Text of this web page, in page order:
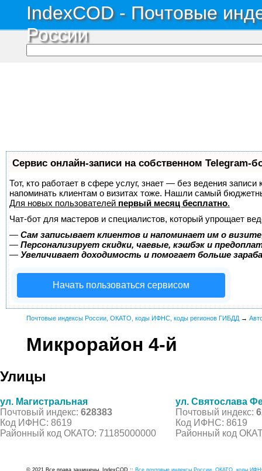
IndexCOD - Почтовые
России
Сервис онлайн-записи на собственном Telegram-
Тот, кто работает в сфере услуг, знает — без ведения
напоминать клиентам о визитах тоже. Нашли самый
Для новых пользователей первый месяц бесплатно.
Чат-бот для мастеров и специалистов, который упрощает
— Сам записывает клиентов и напоминает им о
— Персонализирует скидки, чаевые, кэшбэк и
— Увеличивает доходимость и помогает больше
Начать пользоваться сервисом
Почтовые индексы России, ОКАТО, коды ИФНС, коды регионов ГИБДД →
Микрорайон 4-й
Улицы
ул. Магистральная
Почтовый индекс: 628383
Код ИФНС: 8619
Районный код ОКАТО: 71185000000
ул. Святослава
Почтовый индекс:
Код ИФНС: 8619
Районный код
© 2021 Все права защищены. IndexCOD :: Все почтовые индексы России, ОКАТО, коды